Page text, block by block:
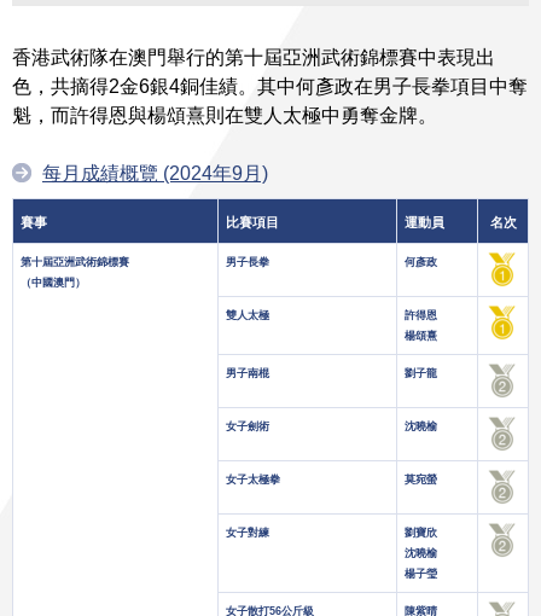
香港武術隊在澳門舉行的第十屆亞洲武術錦標賽中表現出
色，共摘得2金6銀4銅佳績。其中何彥政在男子長拳項目中奪
魁，而許得恩與楊頌熹則在雙人太極中勇奪金牌。
每月成績概覽 (2024年9月)
賽事 比賽項目 運動員 名次
第十屆亞洲武術錦標賽
（中國澳門）
男子長拳 何彥政
雙人太極
許得恩
楊頌熹
男子南棍 劉子龍
女子劍術 沈曉榆
女子太極拳 莫宛螢
女子對練
劉寶欣
沈曉榆
楊子瑩
女子散打56公斤級 陳紫晴